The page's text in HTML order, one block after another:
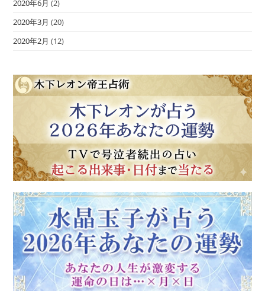
2020年6月 (2)
2020年3月 (20)
2020年2月 (12)